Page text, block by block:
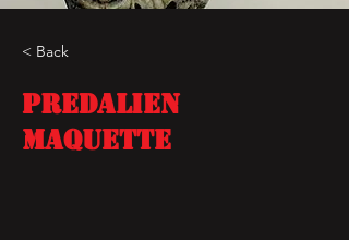
< Back
PREDALIEN
MAQUETTE